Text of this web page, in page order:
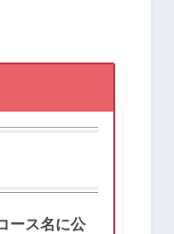
ース名に公